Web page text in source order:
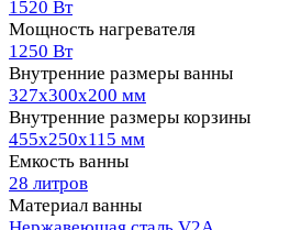
1520 Вт
Мощность нагревателя
1250 Вт
Внутренние размеры ванны
327x300x200 мм
Внутренние размеры корзины
455x250x115 мм
Емкость ванны
28 литров
Материал ванны